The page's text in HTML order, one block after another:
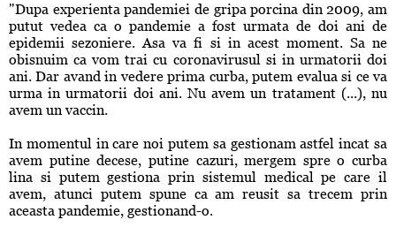
"Dupa experienta pandemiei de gripa porcina din 2009, am
putut vedea ca o pandemie a fost urmata de doi ani de
epidemii sezoniere. Asa va fi si in acest moment. Sa ne
obisnuim ca vom trai cu coronavirusul si in urmatorii doi
ani. Dar avand in vedere prima curba, putem evalua si ce va
urma in urmatorii doi ani. Nu avem un tratament (...), nu
avem un vaccin.
In momentul in care noi putem sa gestionam astfel incat sa
avem putine decese, putine cazuri, mergem spre o curba
lina si putem gestiona prin sistemul medical pe care il
avem, atunci putem spune ca am reusit sa trecem prin
aceasta pandemie, gestionand-o.